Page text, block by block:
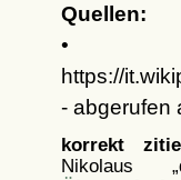
Quellen:
•
https://
- abgerufen
korrekt
Nikolaus